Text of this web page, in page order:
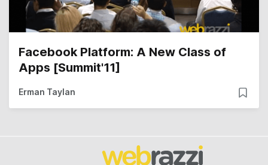
Facebook Platform: A New Class of
Apps [Summit'11]
Erman Taylan